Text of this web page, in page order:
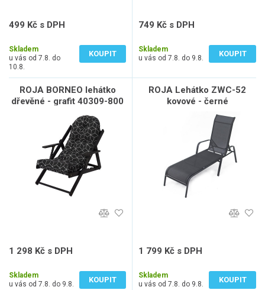
499 Kč s DPH
Skladem
u vás od 7.8. do
10.8.
KOUPIT
749 Kč s DPH
Skladem
u vás od 7.8. do 9.8.
KOUPIT
ROJA BORNEO lehátko
dřevěné - grafit 40309-800
1 298 Kč s DPH
Skladem
u vás od 7.8. do 9.8.
KOUPIT
ROJA Lehátko ZWC-52
kovové - černé
1 799 Kč s DPH
Skladem
u vás od 7.8. do 9.8.
KOUPIT